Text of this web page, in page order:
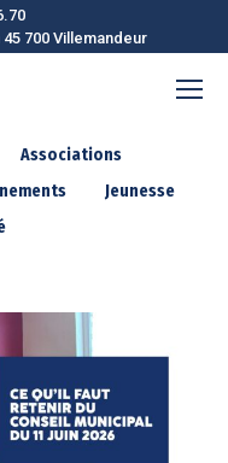
700 Villemandeur
Associations
Jeunesse